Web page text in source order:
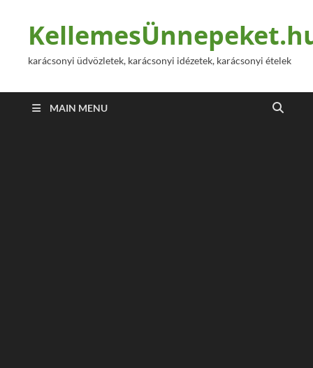
karácsonyi üdvözletek, karácsonyi idézetek, karácsonyi ételek
MAIN MENU